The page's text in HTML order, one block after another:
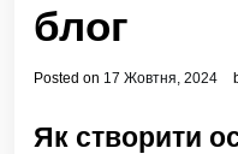
блог
Posted on 17 Жовтня, 2024
Як створити